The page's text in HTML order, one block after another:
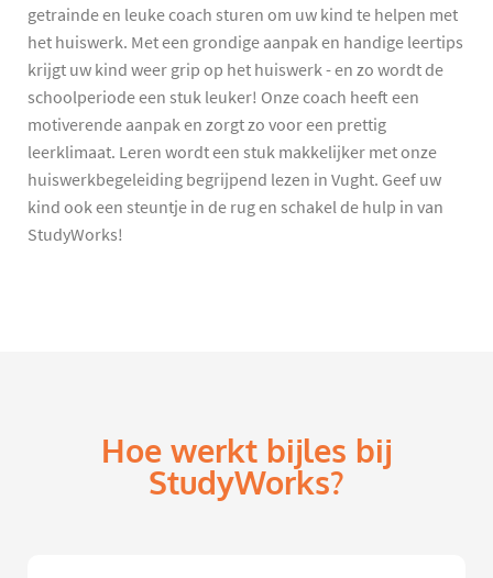
getrainde en leuke coach sturen om uw kind te helpen met
het huiswerk. Met een grondige aanpak en handige leertips
krijgt uw kind weer grip op het huiswerk - en zo wordt de
schoolperiode een stuk leuker! Onze coach heeft een
motiverende aanpak en zorgt zo voor een prettig
leerklimaat. Leren wordt een stuk makkelijker met onze
huiswerkbegeleiding begrijpend lezen in Vught. Geef uw
kind ook een steuntje in de rug en schakel de hulp in van
StudyWorks!
Hoe werkt bijles bij
StudyWorks?